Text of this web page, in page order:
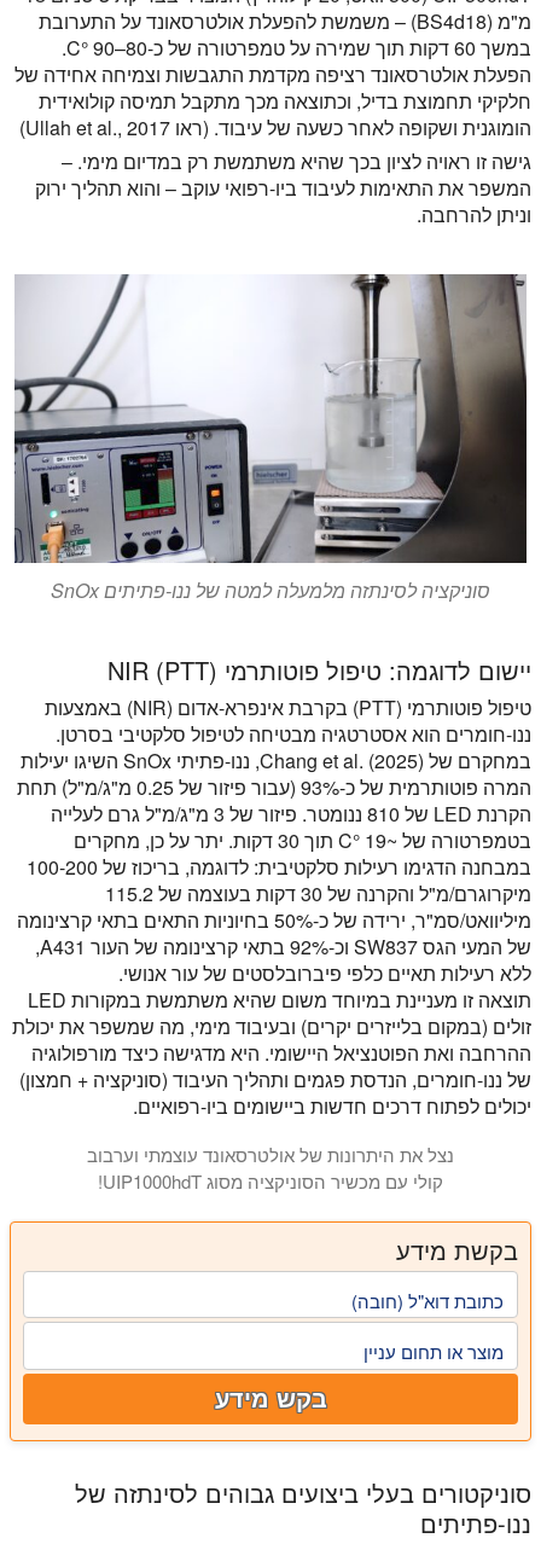
מ"מ (BS4d18) – משמשת להפעלת אולטרסאונד על התערובת
במשך 60 דקות תוך שמירה על טמפרטורה של כ-80–90 °C.
הפעלת אולטרסאונד רציפה מקדמת התגבשות וצמיחה אחידה של
חלקיקי תחמוצת בדיל, וכתוצאה מכך מתקבל תמיסה קולואידית
הומוגנית ושקופה לאחר כשעה של עיבוד. (ראו Ullah et al., 2017)
גישה זו ראויה לציון בכך שהיא משתמשת רק במדיום מימי. –
המשפר את התאימות לעיבוד ביו-רפואי עוקב – והוא תהליך ירוק
וניתן להרחבה.
סוניקציה לסינתזה מלמעלה למטה של ננו-פתיתים SnOx
יישום לדוגמה: טיפול פוטותרמי NIR (PTT)
טיפול פוטותרמי (PTT) בקרבת אינפרא-אדום (NIR) באמצעות
ננו-חומרים הוא אסטרטגיה מבטיחה לטיפול סלקטיבי בסרטן.
במחקרם של Chang et al. (2025), ננו-פתיתי SnOx השיגו יעילות
המרה פוטותרמית של כ-93% (עבור פיזור של 0.25 מ"ג/מ"ל) תחת
הקרנת LED של 810 ננומטר. פיזור של 3 מ"ג/מ"ל גרם לעלייה
בטמפרטורה של ~19 °C תוך 30 דקות. יתר על כן, מחקרים
במבחנה הדגימו רעילות סלקטיבית: לדוגמה, בריכוז של 100-200
מיקרוגרם/מ"ל והקרנה של 30 דקות בעוצמה של 115.2
מיליוואט/סמ"ר, ירידה של כ-50% בחיוניות התאים בתאי קרצינומה
של המעי הגס SW837 וכ-92% בתאי קרצינומה של העור A431,
ללא רעילות תאיים כלפי פיברובלסטים של עור אנושי.
תוצאה זו מעניינת במיוחד משום שהיא משתמשת במקורות LED
זולים (במקום בלייזרים יקרים) ובעיבוד מימי, מה שמשפר את יכולת
ההרחבה ואת הפוטנציאל היישומי. היא מדגישה כיצד מורפולוגיה
של ננו-חומרים, הנדסת פגמים ותהליך העיבוד (סוניקציה + חמצון)
יכולים לפתוח דרכים חדשות ביישומים ביו-רפואיים.
נצל את היתרונות של אולטרסאונד עוצמתי וערבוב
קולי עם מכשיר הסוניקציה מסוג UIP1000hdT!
בקשת מידע
כתובת דוא"ל (חובה)
מוצר או תחום עניין
בקש מידע
סוניקטורים בעלי ביצועים גבוהים לסינתזה של
ננו-פתיתים